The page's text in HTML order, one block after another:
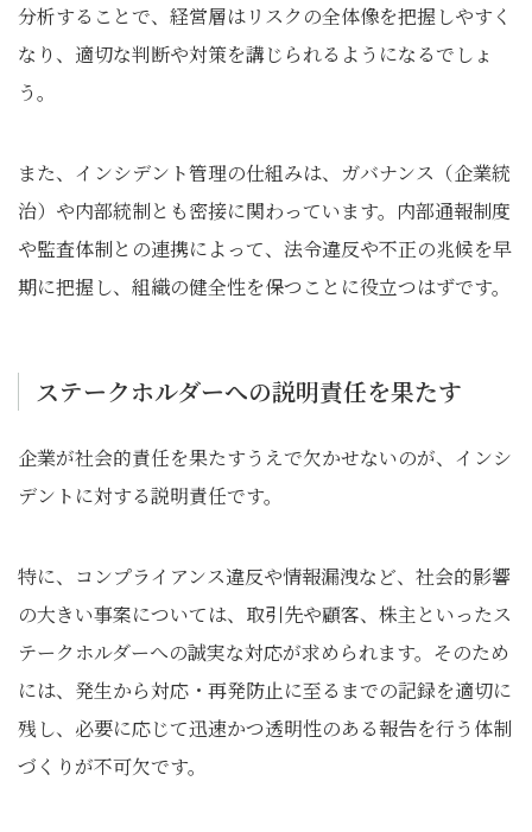
分析することで、経営層はリスクの全体像を把握しやすく
なり、適切な判断や対策を講じられるようになるでしょ
う。
また、インシデント管理の仕組みは、ガバナンス（企業統
治）や内部統制とも密接に関わっています。内部通報制度
や監査体制との連携によって、法令違反や不正の兆候を早
期に把握し、組織の健全性を保つことに役立つはずです。
ステークホルダーへの説明責任を果たす
企業が社会的責任を果たすうえで欠かせないのが、インシ
デントに対する説明責任です。
特に、コンプライアンス違反や情報漏洩など、社会的影響
の大きい事案については、取引先や顧客、株主といったス
テークホルダーへの誠実な対応が求められます。そのため
には、発生から対応・再発防止に至るまでの記録を適切に
残し、必要に応じて迅速かつ透明性のある報告を行う体制
づくりが不可欠です。